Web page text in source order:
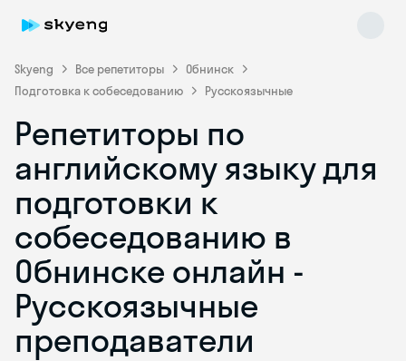
Skyeng Все репетиторы
Обнинск
Подготовка к собеседованию
Русскоязычные
Репетиторы по
английскому языку для
подготовки к
собеседованию в
Обнинске онлайн -
Русскоязычные
преподаватели
Skyeng Chat